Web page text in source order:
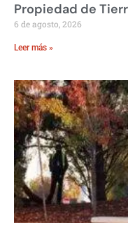
Propiedad de
6 de agosto, 2026
Leer más »